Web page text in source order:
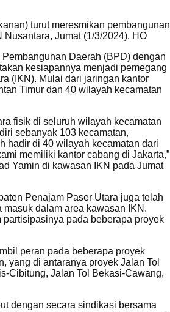
turut meresmikan pembangunan
Jumat (1/3/2024). HO
Daerah (BPD) dengan
kesiapannya menjadi pemegang
(IKN). Mulai dari jaringan kantor
Timur dan 40 wilayah kecamatan
fisik di seluruh wilayah kecamatan
sebanyak 103 kecamatan,
hadir di 40 wilayah kecamatan dari
memiliki kantor cabang di Jakarta,”
Yamin di kawasan IKN pada Jumat
Penajam Paser Utara juga telah
dalam area kawasan IKN.
pada beberapa proyek
peran pada beberapa proyek
yang di antaranya proyek Jalan Tol
Cibitung, Jalan Tol Bekasi-Cawang,
dengan secara sindikasi bersama